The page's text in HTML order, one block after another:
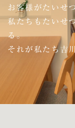
お客様がたいせ
私たちもたいせ
る。
それが私たち吉